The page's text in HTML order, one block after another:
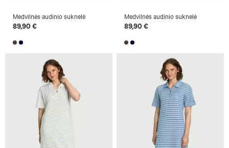
Medvilnės audinio suknelė
89,90 €
Medvilnės audinio suknelė
89,90 €